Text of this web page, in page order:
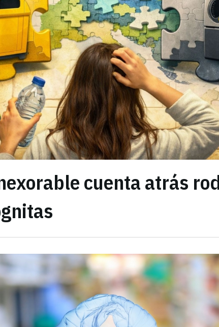
cuenta atrás